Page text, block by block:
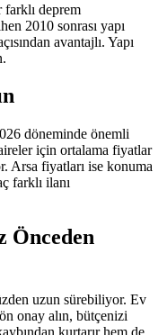
farklı deprem
2010 sonrası yapı
avantajlı. Yapı
döneminde önemli
için ortalama fiyatlar
Arsa fiyatları ise konuma
farklı ilanı
Önceden
uzun sürebiliyor. Ev
onay alın, bütçenizi